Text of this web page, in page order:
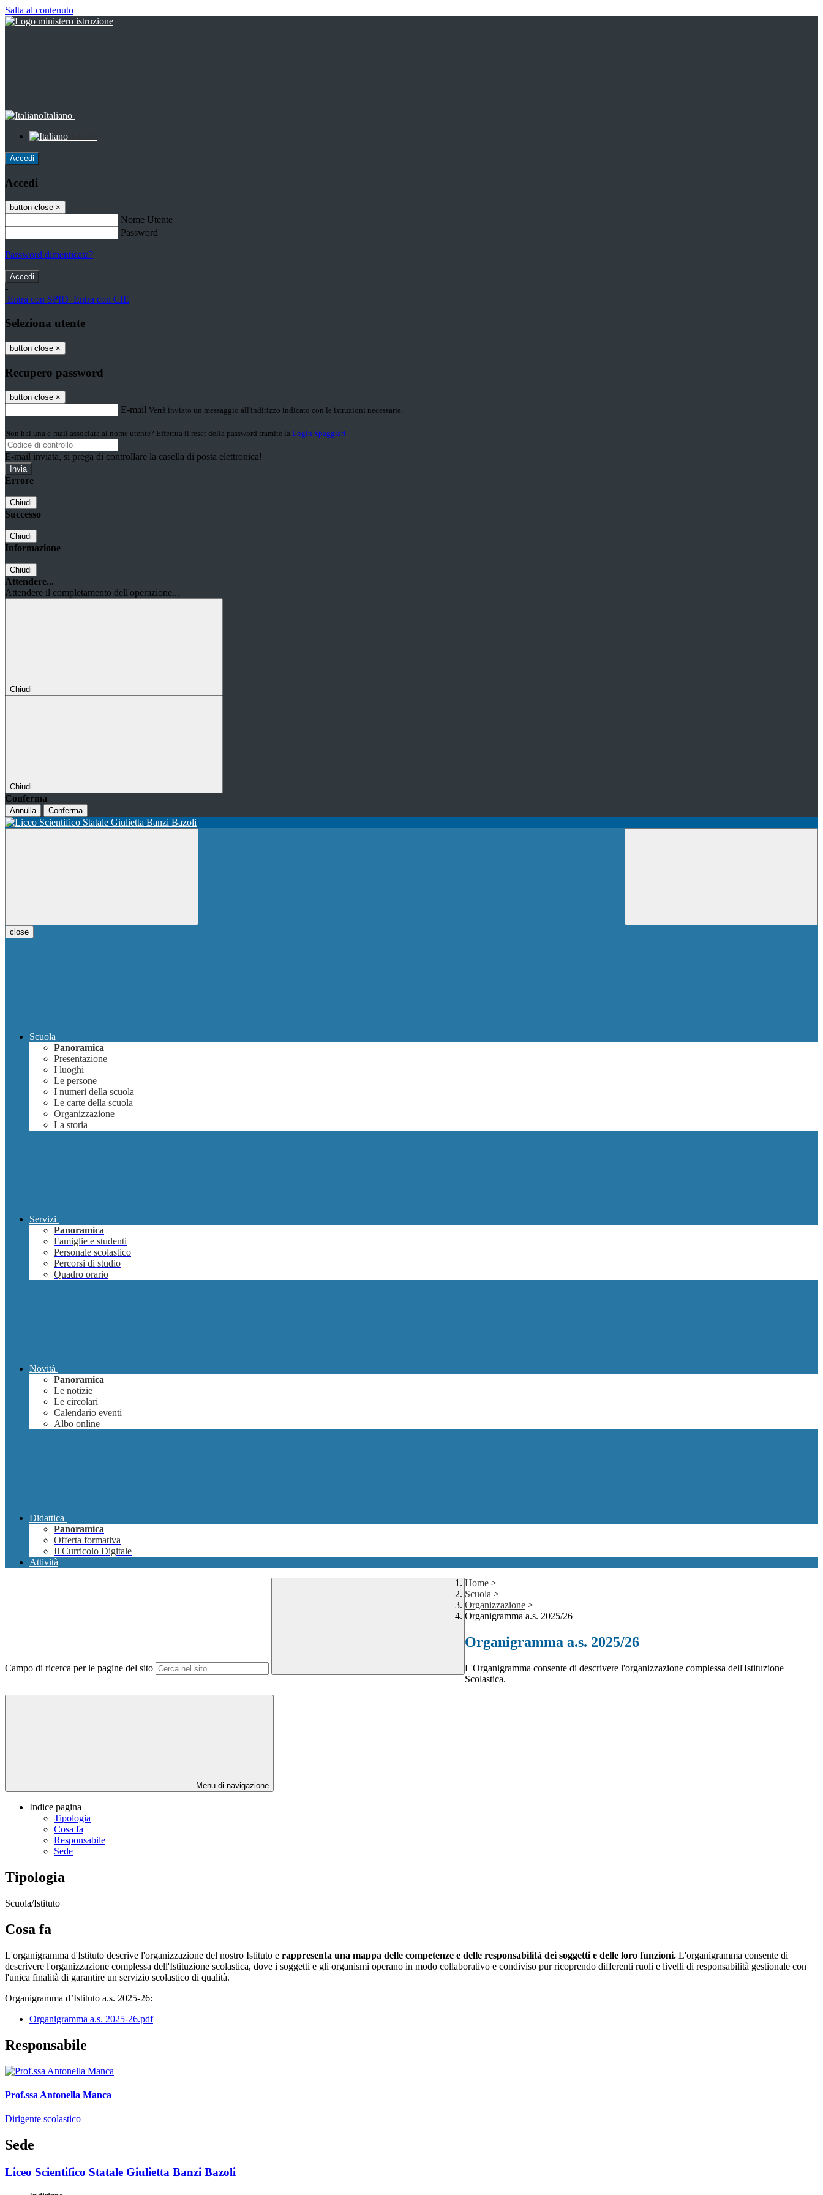
Salta al contenuto
Italiano
Accedi
Accedi
button close ×
Nome Utente
Password
Password dimenticata?
-
Entra con SPID Entra con CIE
Seleziona utente
button close ×
Recupero password
button close ×
E-mail Verrà inviato un messaggio all'indirizzo indicato con le istruzioni necessarie.
Non hai una e-mail associata al nome utente? Effettua il reset della password tramite la Login Spaggiari
E-mail inviata, si prega di controllare la casella di posta elettronica!
Errore
Chiudi
Successo
Chiudi
Informazione
Chiudi
Attendere...
Attendere il completamento dell'operazione...
Chiudi
Chiudi
Conferma
Annulla Conferma
close
Scuola
Panoramica
Presentazione
I luoghi
Le persone
I numeri della scuola
Le carte della scuola
Organizzazione
La storia
Servizi
Panoramica
Famiglie e studenti
Personale scolastico
Percorsi di studio
Quadro orario
Novità
Panoramica
Le notizie
Le circolari
Calendario eventi
Albo online
Didattica
Panoramica
Offerta formativa
Il Curricolo Digitale
Attività
Campo di ricerca per le pagine del sito
Home >
Scuola >
Organizzazione >
Organigramma a.s. 2025/26
Organigramma a.s. 2025/26
L'Organigramma consente di descrivere l'organizzazione complessa dell'Istituzione
Scolastica.
Menu di navigazione
Indice pagina
Tipologia
Cosa fa
Responsabile
Sede
Tipologia
Scuola/Istituto
Cosa fa
L'organigramma d'Istituto descrive l'organizzazione del nostro Istituto e rappresenta una mappa delle competenze e delle responsabilità dei soggetti e delle loro funzioni. L'organigramma consente di
descrivere l'organizzazione complessa dell'Istituzione scolastica, dove i soggetti e gli organismi operano in modo collaborativo e condiviso pur ricoprendo differenti ruoli e livelli di responsabilità gestionale con
l'unica finalità di garantire un servizio scolastico di qualità.
Organigramma d’Istituto a.s. 2025-26:
Organigramma a.s. 2025-26.pdf
Responsabile
Prof.ssa Antonella Manca
Dirigente scolastico
Sede
Liceo Scientifico Statale Giulietta Banzi Bazoli